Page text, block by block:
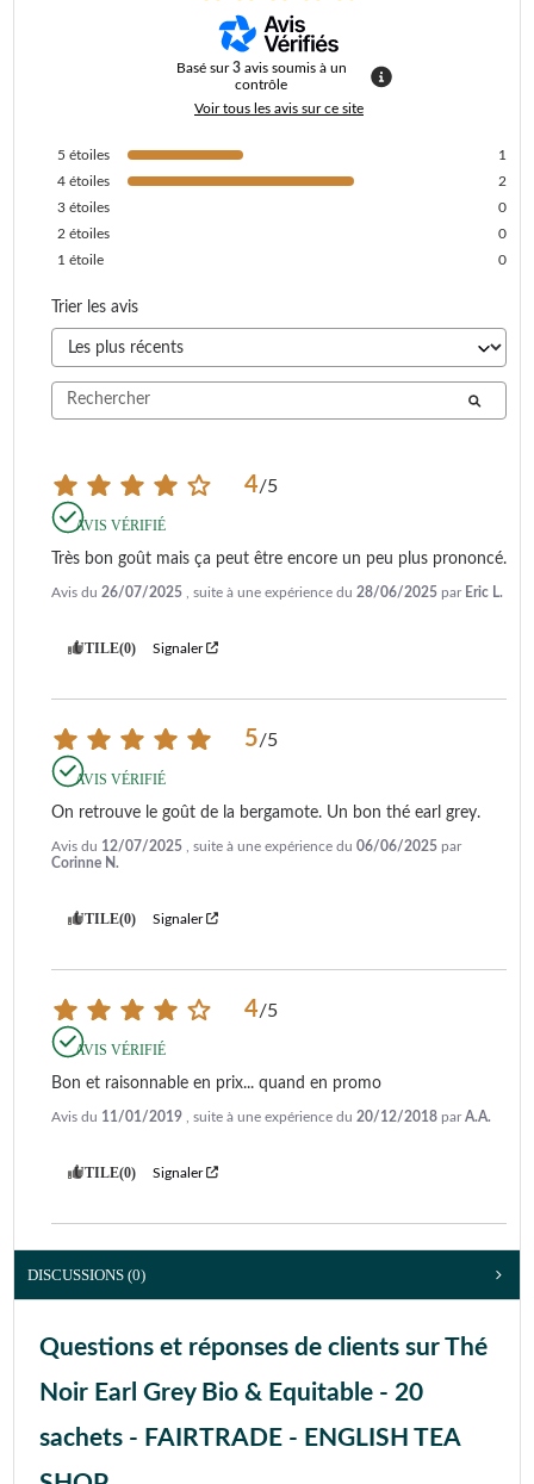
Basé sur3 avis soumis à un
contrôle
Voir tous les avis sur ce site
5 étoiles
1
4 étoiles
2
3 étoiles
0
2 étoiles
0
1 étoile 0
Trier les avis
4/5
AVIS VÉRIFIÉ
Très bon goût mais ça peut être encore un peu plus prononcé.
Avis du 26/07/2025 , suite à une expérience du 28/06/2025 par Eric L.
UTILE(0) Signaler
5/5
AVIS VÉRIFIÉ
On retrouve le goût de la bergamote. Un bon thé earl grey.
Avis du 12/07/2025 , suite à une expérience du 06/06/2025 par
Corinne N.
UTILE(0) Signaler
4/5
AVIS VÉRIFIÉ
Bon et raisonnable en prix... quand en promo
Avis du 11/01/2019 , suite à une expérience du 20/12/2018 parA.A.
UTILE(0) Signaler
DISCUSSIONS (0)
Questions et réponses de clients sur Thé
Noir Earl Grey Bio & Equitable - 20
sachets - FAIRTRADE - ENGLISH TEA